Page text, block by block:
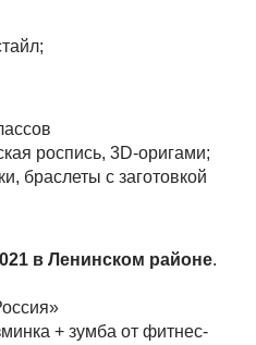
роспись, 3D-оригами;
браслеты с заготовкой
в Ленинском районе.
+ зумба от фитнес-